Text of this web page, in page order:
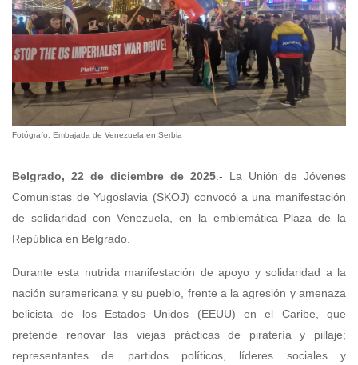
Fotógrafo: Embajada de Venezuela en Serbia
Belgrado, 22 de diciembre de 2025 .- La Unión de Jóvenes
Comunistas de Yugoslavia (SKOJ) convocó a una manifestación
de solidaridad con Venezuela, en la emblemática Plaza de la
República en Belgrado.
Durante esta nutrida manifestación de apoyo y solidaridad a la
nación suramericana y su pueblo, frente a la agresión y amenaza
belicista de los Estados Unidos (EEUU) en el Caribe, que
pretende renovar las viejas prácticas de piratería y pillaje;
representantes de partidos políticos, líderes sociales y